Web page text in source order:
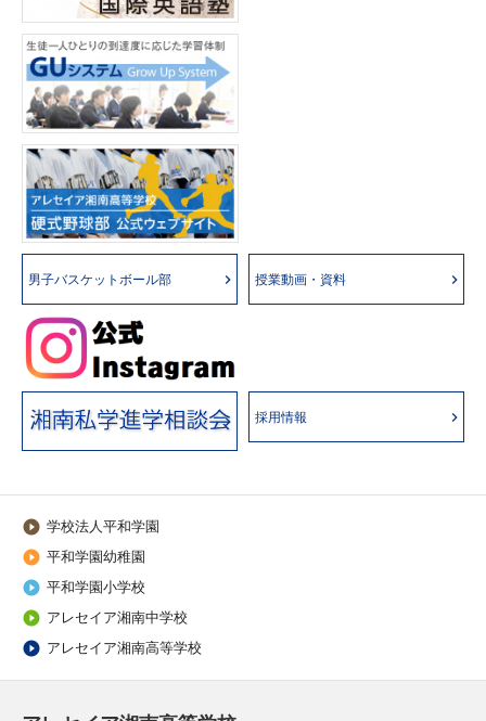
授業動画・資料
男子バスケットボール部
採用情報
 学校法人平和学園
 平和学園幼稚園
 平和学園小学校
 アレセイア湘南中学校
 アレセイア湘南高等学校